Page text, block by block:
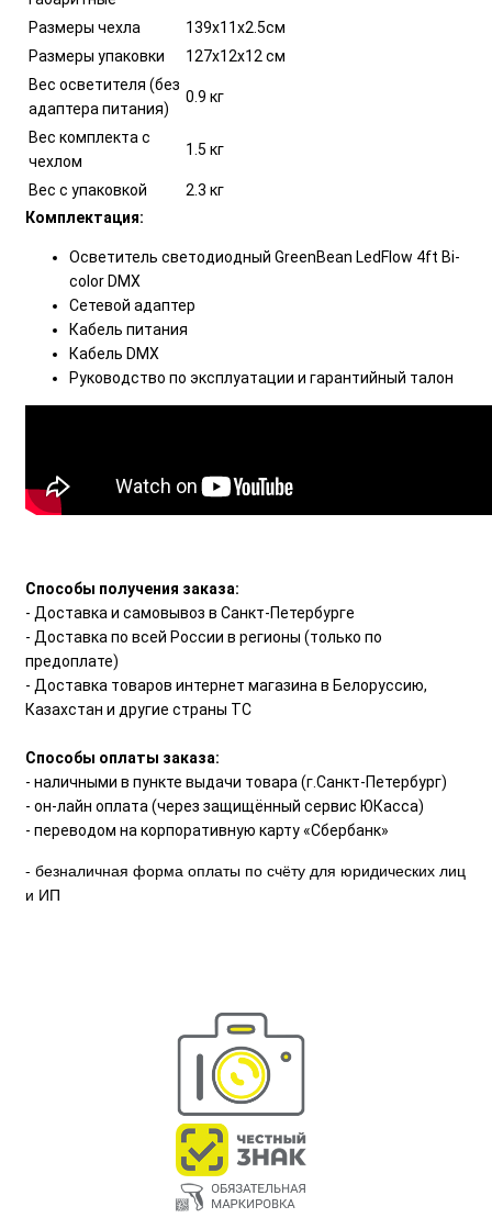
Размеры чехла
139х11х2.5см
Размеры упаковки
127х12х12 см
Вес осветителя (без
адаптера питания)
0.9 кг
Вес комплекта с
чехлом
1.5 кг
Вес с упаковкой
2.3 кг
Комплектация:
Осветитель светодиодный GreenBean LedFlow 4ft Bi-
color DMX
Сетевой адаптер
Кабель питания
Кабель DMX
Руководство по эксплуатации и гарантийный талон
Способы получения заказа:
- Доставка и самовывоз в Санкт-Петербурге
- Доставка по всей России в регионы (только по
предоплате)
- Доставка товаров интернет магазина в Белоруссию,
Казахстан и другие страны ТС
Способы оплаты заказа:
- наличными в пункте выдачи товара (г.Санкт-Петербург)
- он-лайн оплата (через защищённый сервис ЮКасса)
- переводом на корпоративную карту «Сбербанк»
- безналичная форма оплаты по счёту для юридических лиц
и ИП